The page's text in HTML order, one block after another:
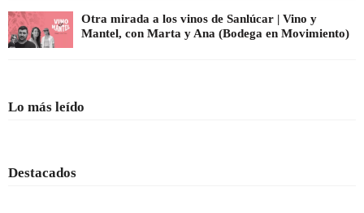
Otra mirada a los vinos de Sanlúcar | Vino y
Mantel, con Marta y Ana (Bodega en Movimiento)
Lo más leído
Destacados